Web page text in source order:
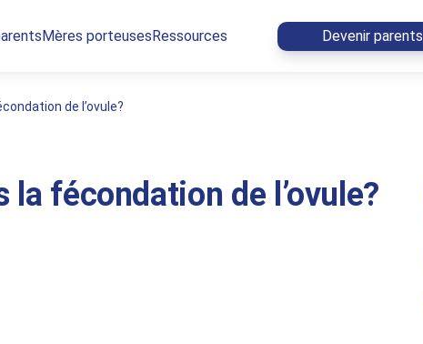
Mères porteusesRessources Devenir parents
de l’ovule?
fécondation de l’ovule?